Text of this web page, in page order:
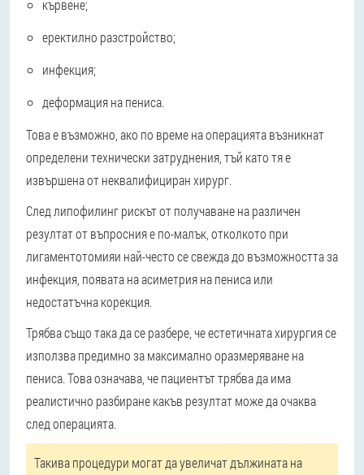
кървене;
еректилно разстройство;
инфекция;
деформация на пениса.
Това е възможно, ако по време на операцията възникнат
определени технически затруднения, тъй като тя е
извършена от неквалифициран хирург.
След липофилинг рискът от получаване на различен
резултат от въпросния е по-малък, отколкото при
лигаментотомияи най-често се свежда до възможността за
инфекция, появата на асиметрия на пениса или
недостатъчна корекция.
Трябва също така да се разбере, че естетичната хирургия се
използва предимно за максимално оразмеряване на
пениса. Това означава, че пациентът трябва да има
реалистично разбиране какъв резултат може да очаква
след операцията.
Такива процедури могат да увеличат дължината на